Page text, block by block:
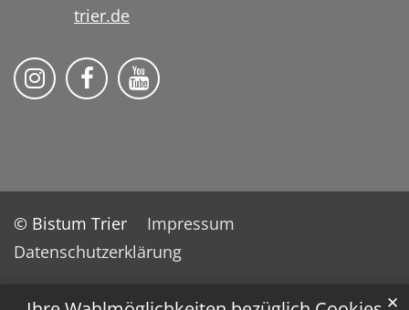
✕
trier.de
Folge uns auf Instragram
Folge uns auf Facebook
Fogle uns auf YouTube
© Bistum Trier
Impressum
Datenschutzerklärung